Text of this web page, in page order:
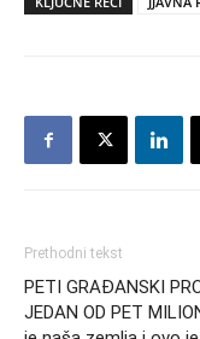
Prethodni tekst
PETI GRAĐANSKI
JEDAN OD PET